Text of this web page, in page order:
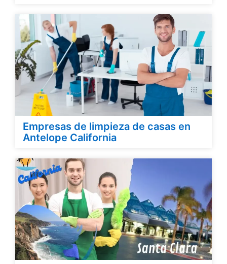
Empresas de limpieza de casas en
Antelope California